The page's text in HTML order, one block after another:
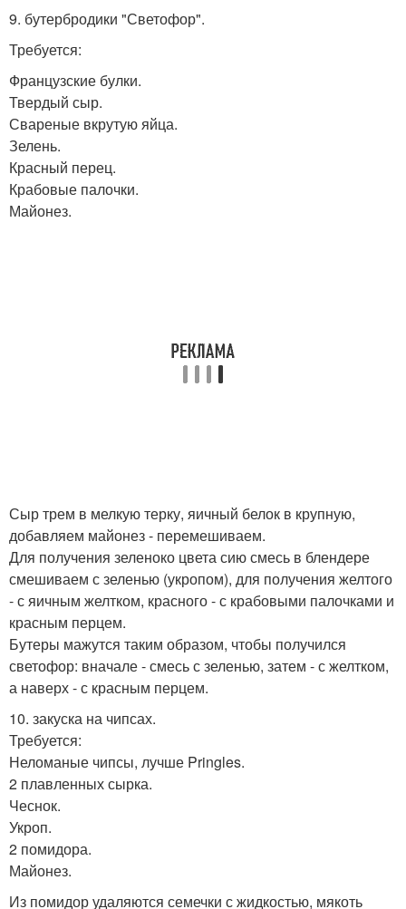
9. бутербродики "Светофор".
Требуется:
Французские булки.
Твердый сыр.
Свареные вкрутую яйца.
Зелень.
Красный перец.
Крабовые палочки.
Майонез.
Сыр трем в мелкую терку, яичный белок в крупную,
добавляем майонез - перемешиваем.
Для получения зеленоко цвета сию смесь в блендере
смешиваем с зеленью (укропом), для получения желтого
- с яичным желтком, красного - с крабовыми палочками и
красным перцем.
Бутеры мажутся таким образом, чтобы получился
светофор: вначале - смесь с зеленью, затем - с желтком,
а наверх - с красным перцем.
10. закуска на чипсах.
Требуется:
Неломаные чипсы, лучше Pringles.
2 плавленных сырка.
Чеснок.
Укроп.
2 помидора.
Майонез.
Из помидор удаляются семечки с жидкостью, мякоть